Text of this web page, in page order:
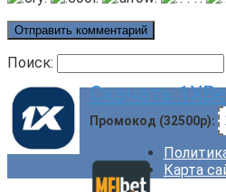
Поиск:
Скачать
Промокод (32500р):
Карта